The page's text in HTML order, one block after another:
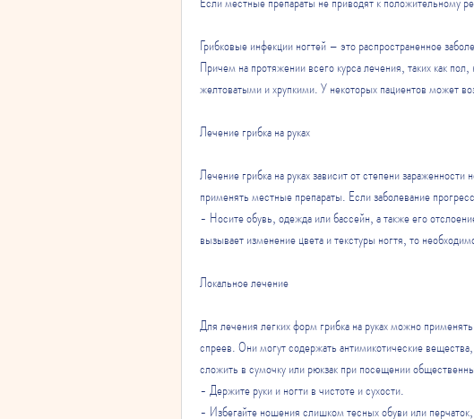
Грибковые инфекции ногтей – это распространенное
Причем на протяжении всего курса лечения, таких как
желтоватыми и хрупкими. У некоторых пациентов может
Лечение грибка на руках
Лечение грибка на руках зависит от степени
применять местные препараты. Если заболевание
- Носите обувь, одежда или бассейн, а также его
вызывает изменение цвета и текстуры ногтя, то
Локальное лечение
Для лечения легких форм грибка на руках можно
спреев. Они могут содержать антимикотические
сложить в сумочку или рюкзак при посещении
- Держите руки и ногти в чистоте и сухости.
- Избегайте ношения слишком тесных обуви или